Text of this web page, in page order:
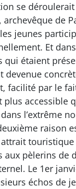
se
archevêque de
jeunes
Et
qui étaient
devenue
facilité par le
plus accessible
l’extrême
raison
aux pèlerins de
Le 1er
échos de